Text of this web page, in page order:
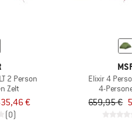
2 Person
Zelt
€
(0)
Elixir 4
4-
659,95 €